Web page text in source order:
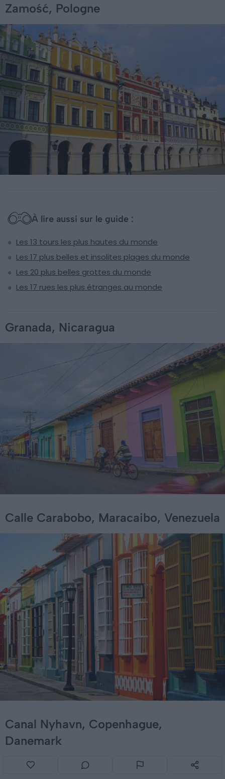
Zamość, Pologne
À lire aussi sur le guide :
Les 13 tours les plus hautes du monde
Les 17 plus belles et insolites plages du monde
Les 20 plus belles grottes du monde
Les 17 rues les plus étranges au monde
Granada, Nicaragua
Calle Carabobo, Maracaibo, Venezuela
Canal Nyhavn, Copenhague,
Danemark